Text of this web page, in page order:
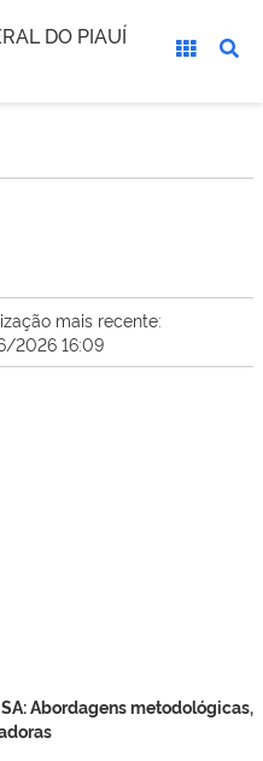
DO PIAUÍ
mais recente:
2026 16:09
Abordagens metodológicas,